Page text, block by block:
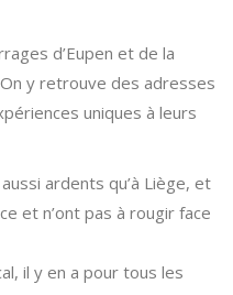
d’Eupen et de la
On y retrouve des adresses
uniques à leurs
ardents qu’à Liège, et
et n’ont pas à rougir face
il y en a pour tous les